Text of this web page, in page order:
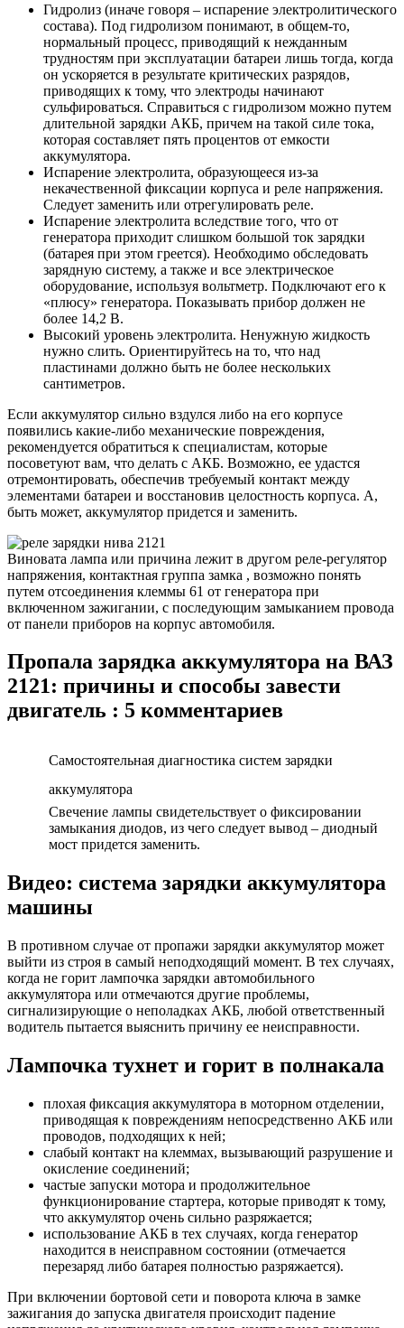
Гидролиз (иначе говоря – испарение электролитического
состава). Под гидролизом понимают, в общем-то,
нормальный процесс, приводящий к нежданным
трудностям при эксплуатации батареи лишь тогда, когда
он ускоряется в результате критических разрядов,
приводящих к тому, что электроды начинают
сульфироваться. Справиться с гидролизом можно путем
длительной зарядки АКБ, причем на такой силе тока,
которая составляет пять процентов от емкости
аккумулятора.
Испарение электролита, образующееся из-за
некачественной фиксации корпуса и реле напряжения.
Следует заменить или отрегулировать реле.
Испарение электролита вследствие того, что от
генератора приходит слишком большой ток зарядки
(батарея при этом греется). Необходимо обследовать
зарядную систему, а также и все электрическое
оборудование, используя вольтметр. Подключают его к
«плюсу» генератора. Показывать прибор должен не
более 14,2 В.
Высокий уровень электролита. Ненужную жидкость
нужно слить. Ориентируйтесь на то, что над
пластинами должно быть не более нескольких
сантиметров.
Если аккумулятор сильно вздулся либо на его корпусе
появились какие-либо механические повреждения,
рекомендуется обратиться к специалистам, которые
посоветуют вам, что делать с АКБ. Возможно, ее удастся
отремонтировать, обеспечив требуемый контакт между
элементами батареи и восстановив целостность корпуса. А,
быть может, аккумулятор придется и заменить.
Виновата лампа или причина лежит в другом реле-регулятор
напряжения, контактная группа замка , возможно понять
путем отсоединения клеммы 61 от генератора при
включенном зажигании, с последующим замыканием провода
от панели приборов на корпус автомобиля.
Пропала зарядка аккумулятора на ВАЗ
2121: причины и способы завести
двигатель : 5 комментариев
Самостоятельная диагностика систем зарядки
аккумулятора
Свечение лампы свидетельствует о фиксировании
замыкания диодов, из чего следует вывод – диодный
мост придется заменить.
Видео: система зарядки аккумулятора
машины
В противном случае от пропажи зарядки аккумулятор может
выйти из строя в самый неподходящий момент. В тех случаях,
когда не горит лампочка зарядки автомобильного
аккумулятора или отмечаются другие проблемы,
сигнализирующие о неполадках АКБ, любой ответственный
водитель пытается выяснить причину ее неисправности.
Лампочка тухнет и горит в полнакала
плохая фиксация аккумулятора в моторном отделении,
приводящая к повреждениям непосредственно АКБ или
проводов, подходящих к ней;
слабый контакт на клеммах, вызывающий разрушение и
окисление соединений;
частые запуски мотора и продолжительное
функционирование стартера, которые приводят к тому,
что аккумулятор очень сильно разряжается;
использование АКБ в тех случаях, когда генератор
находится в неисправном состоянии (отмечается
перезаряд либо батарея полностью разряжается).
При включении бортовой сети и поворота ключа в замке
зажигания до запуска двигателя происходит падение